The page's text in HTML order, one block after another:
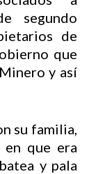
segundo
de
que
y así
su familia,
que era
y pala